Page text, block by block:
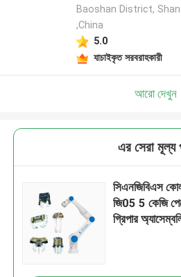
Baoshan District,
,China
5.0
যাচাইকৃত সরবরাহকারী
আরো দেখুন
এর সেরা মূল্য
সিএনজিবিএস
জি05 5 কেজি
গ্রিপার